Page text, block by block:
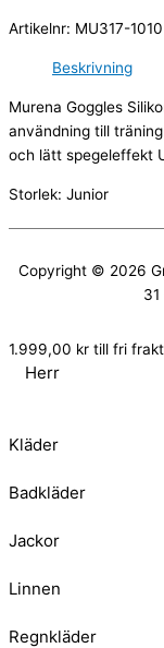
Artikelnr: MU317-1010
Beskrivning
Murena Goggles
användning till
och lätt spegeleffekt
Storlek: Junior
Copyright © 2026
1.999,00 kr till fri frakt
Herr
Kläder
Badkläder
Jackor
Linnen
Regnkläder